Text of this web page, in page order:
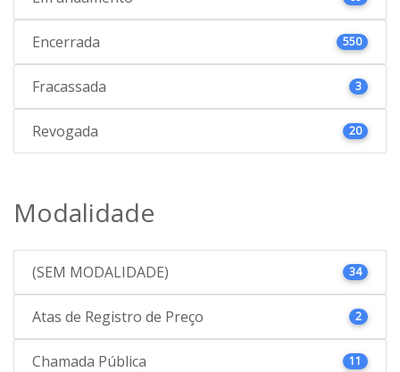
Encerrada 550
Fracassada 3
Revogada 20
Modalidade
(SEM MODALIDADE) 34
Atas de Registro de Preço 2
Chamada Pública 11